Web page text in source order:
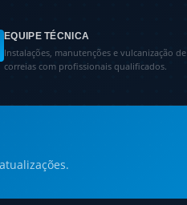
EQUIPE TÉCNICA
Instalações, manutenções e vulcanização de
correias com profissionais qualificados.